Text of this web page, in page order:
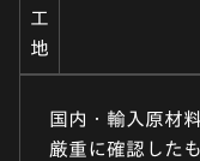
工
地
国内・輸入原材
厳重に確認した